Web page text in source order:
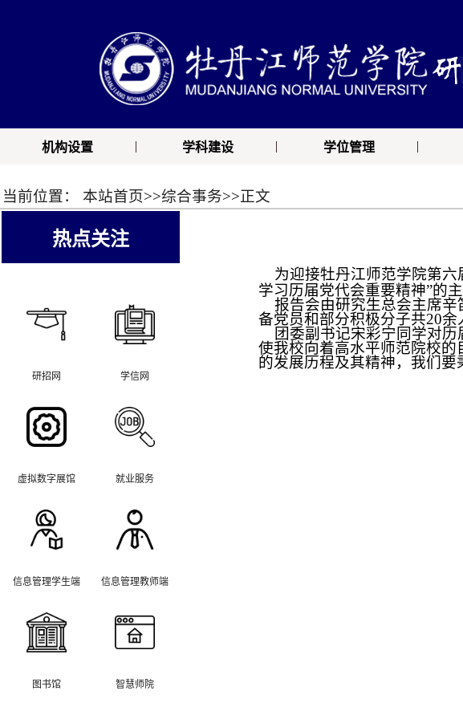
机构设置 | 学科建设 | 学位管理 |
当前位置： 本站首页>>综合事务>>正文
热点关注
研招网 学信网
虚拟数字展馆 就业服务
信息管理学生端 信息管理教师端
图书馆 智慧师院
为迎接牡丹江师范学院第六
学习历届党代会重要精神”的主
报告会由研究生总会主席
备党员和部分积极分子共20余
团委副书记宋彩宁同学对
使我校向着高水平师范院校
的发展历程及其精神，我们要